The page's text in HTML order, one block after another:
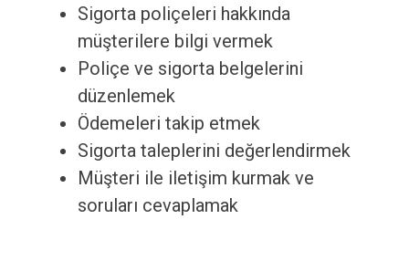
Sigorta poliçeleri hakkında
müşterilere bilgi vermek
Poliçe ve sigorta belgelerini
düzenlemek
Ödemeleri takip etmek
Sigorta taleplerini değerlendirmek
Müşteri ile iletişim kurmak ve
soruları cevaplamak